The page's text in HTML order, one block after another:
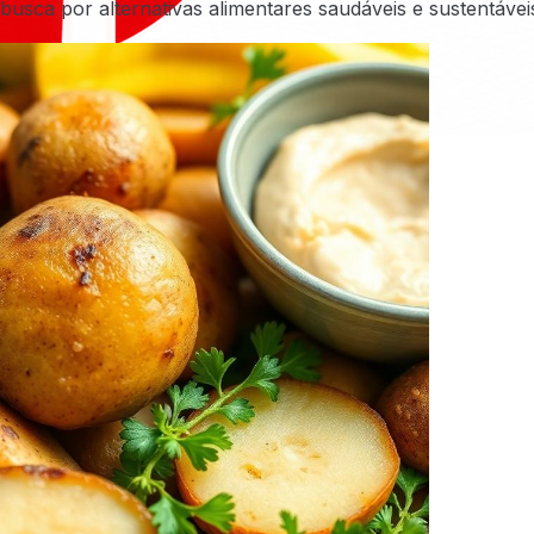
por alternativas alimentares saudáveis e